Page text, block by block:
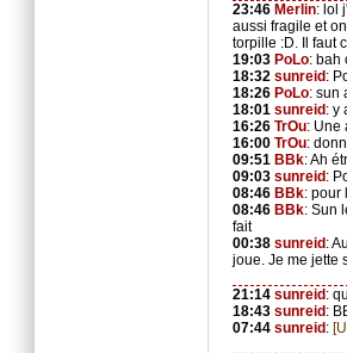
23:46 Merlin: lol
aussi fragile et
torpille :D. Il faut
19:03 PoLo: bah
18:32 sunreid :
18:26 PoLo: sun
18:01 sunreid : y
16:26 TrOu: Une
16:00 TrOu:
09:51 BBk: Ah
09:03 sunreid :
08:46 BBk: pour
08:46 BBk: Sun
fait
00:38 sunreid :
joue. Je me jette
21:14 sunreid :
18:43 sunreid :
07:44 sunreid :